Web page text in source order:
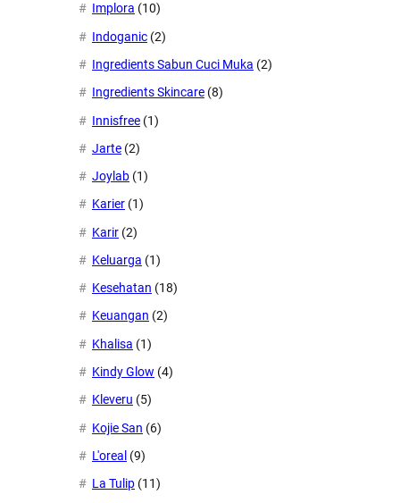
Implora (10)
Indoganic (2)
Ingredients Sabun Cuci Muka (2)
Ingredients Skincare (8)
Innisfree (1)
Jarte (2)
Joylab (1)
Karier (1)
Karir (2)
Keluarga (1)
Kesehatan (18)
Keuangan (2)
Khalisa (1)
Kindy Glow (4)
Kleveru (5)
Kojie San (6)
L'oreal (9)
La Tulip (11)